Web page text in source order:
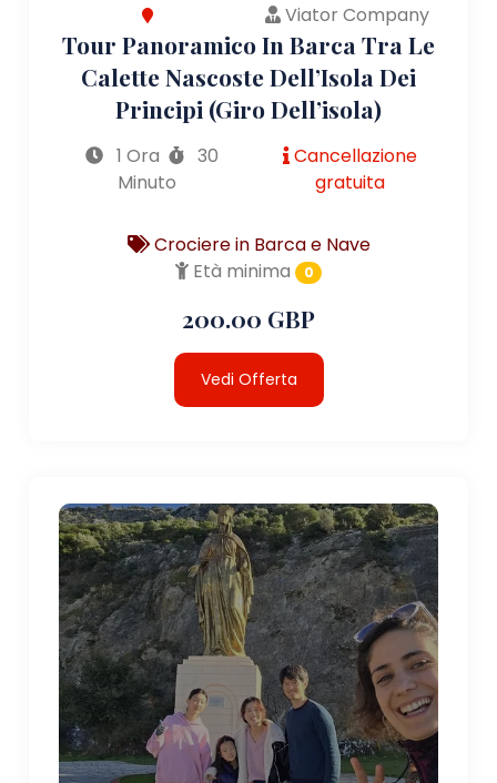
Viator Company
Tour Panoramico In Barca Tra Le
Calette Nascoste Dell’Isola Dei
Principi (giro Dell’isola)
1 Ora
30
Minuto
Cancellazione
gratuita
Crociere in Barca e Nave
Età minima
0
200.00 GBP
Vedi Offerta